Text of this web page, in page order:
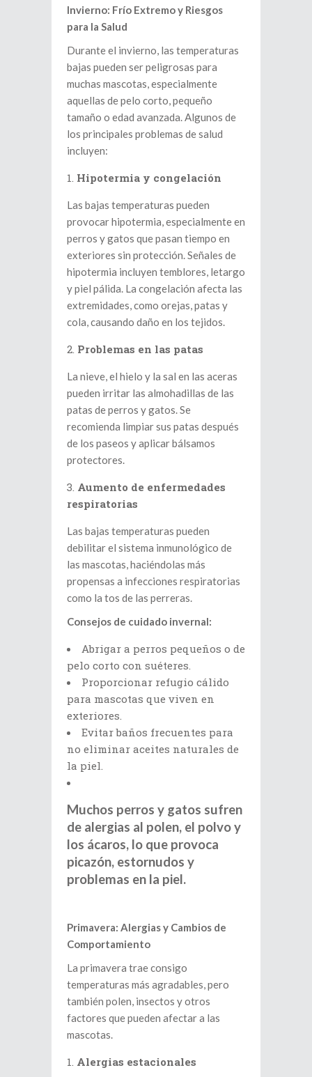
Invierno: Frío Extremo y Riesgos
para la Salud
Durante el invierno, las temperaturas
bajas pueden ser peligrosas para
muchas mascotas, especialmente
aquellas de pelo corto, pequeño
tamaño o edad avanzada. Algunos de
los principales problemas de salud
incluyen:
Hipotermia y congelación
Las bajas temperaturas pueden
provocar hipotermia, especialmente en
perros y gatos que pasan tiempo en
exteriores sin protección. Señales de
hipotermia incluyen temblores, letargo
y piel pálida. La congelación afecta las
extremidades, como orejas, patas y
cola, causando daño en los tejidos.
Problemas en las patas
La nieve, el hielo y la sal en las aceras
pueden irritar las almohadillas de las
patas de perros y gatos. Se
recomienda limpiar sus patas después
de los paseos y aplicar bálsamos
protectores.
Aumento de enfermedades
respiratorias
Las bajas temperaturas pueden
debilitar el sistema inmunológico de
las mascotas, haciéndolas más
propensas a infecciones respiratorias
como la tos de las perreras.
Consejos de cuidado invernal:
Abrigar a perros pequeños o de
pelo corto con suéteres.
Proporcionar refugio cálido
para mascotas que viven en
exteriores.
Evitar baños frecuentes para
no eliminar aceites naturales de
la piel.
Muchos perros y gatos sufren
de alergias al polen, el polvo y
los ácaros, lo que provoca
picazón, estornudos y
problemas en la piel.
Primavera: Alergias y Cambios de
Comportamiento
La primavera trae consigo
temperaturas más agradables, pero
también polen, insectos y otros
factores que pueden afectar a las
mascotas.
Alergias estacionales